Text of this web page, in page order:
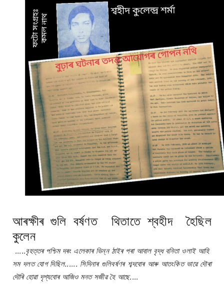
আৰক্ষীৰ গুলি বৰ্ষণত থিতাতে শ্বহীদ হৈছিল
কুলেন
.....বৃহত্তৰ পশ্চিম দৰং এলেকাৰ ভিন্ন ঠাইৰ পৰা আবাল বৃদ্ধ বনিতা ওলাই আহি
সম দলত যোগ দিছিল...... সিদিনাৰ গুলিবৰ্ষণৰ শব্দবোৰ আৰু আতংকিত ভাৱে দৌৰা
দৌৰি হোৱা দৃশ্যবোৰ আজিও মনত সজীৱ হৈ আছে....